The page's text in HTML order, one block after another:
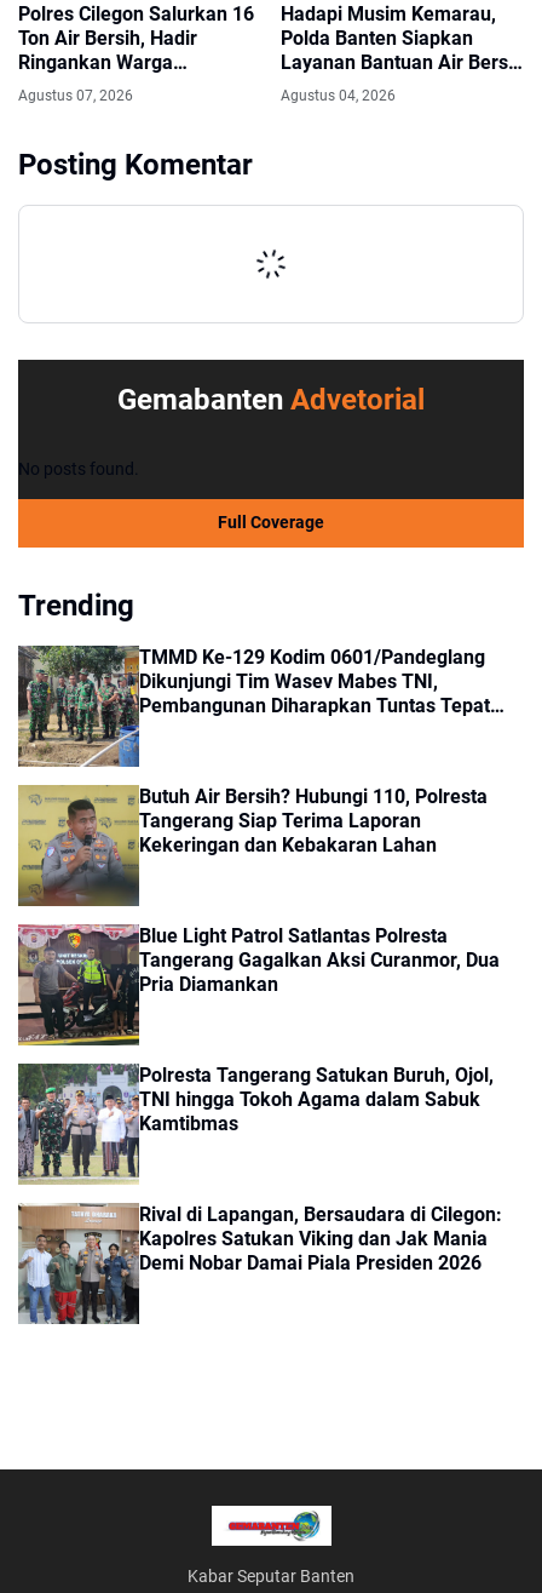
Polres Cilegon Salurkan 16
Ton Air Bersih, Hadir
Ringankan Warga
Pulomerak di Tengah
Kemarau
Agustus 07, 2026
Hadapi Musim Kemarau,
Polda Banten Siapkan
Layanan Bantuan Air Bersih
Melalui Call Center 110
Agustus 04, 2026
Posting Komentar
Gemabanten Advetorial
No posts found.
Full Coverage
Trending
TMMD Ke-129 Kodim 0601/Pandeglang
Dikunjungi Tim Wasev Mabes TNI,
Pembangunan Diharapkan Tuntas Tepat
Butuh Air Bersih? Hubungi 110, Polresta
Tangerang Siap Terima Laporan
Kekeringan dan Kebakaran Lahan
Blue Light Patrol Satlantas Polresta
Tangerang Gagalkan Aksi Curanmor, Dua
Pria Diamankan
Polresta Tangerang Satukan Buruh, Ojol,
TNI hingga Tokoh Agama dalam Sabuk
Kamtibmas
Rival di Lapangan, Bersaudara di Cilegon:
Kapolres Satukan Viking dan Jak Mania
Demi Nobar Damai Piala Presiden 2026
Kabar Seputar Banten